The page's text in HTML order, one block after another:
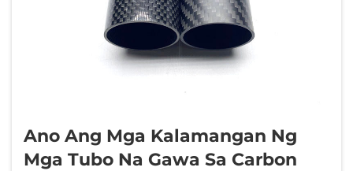
Ano Ang Mga Kalamangan Ng
Mga Tubo Na Gawa Sa Carbon